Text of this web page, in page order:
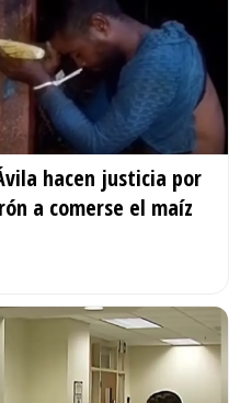
hacen justicia por
a comerse el maíz